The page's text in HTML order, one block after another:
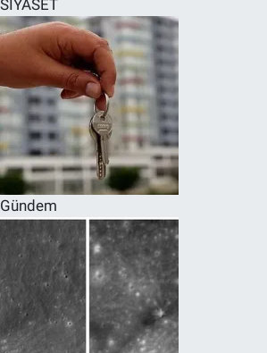
SİYASET
Gündem
SPOR
RESMİ İLANLAR